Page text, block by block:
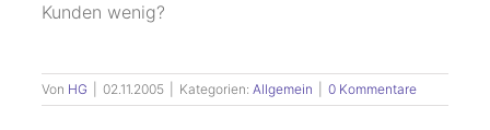
Kunden wenig?
Von HG 02.11.2005 Kategorien: Allgemein 0 Kommentare